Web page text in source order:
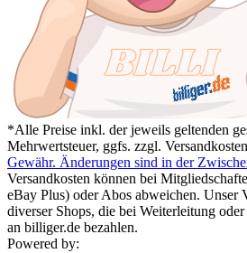
*Alle Preise inkl. der jeweils geltenden
Mehrwertsteuer, ggfs. zzgl.
Gewähr. Änderungen sind in der
Versandkosten können bei
eBay Plus) oder Abos abweichen. Unser
diverser Shops, die bei Weiterleitung
an billiger.de bezahlen.
Powered by: